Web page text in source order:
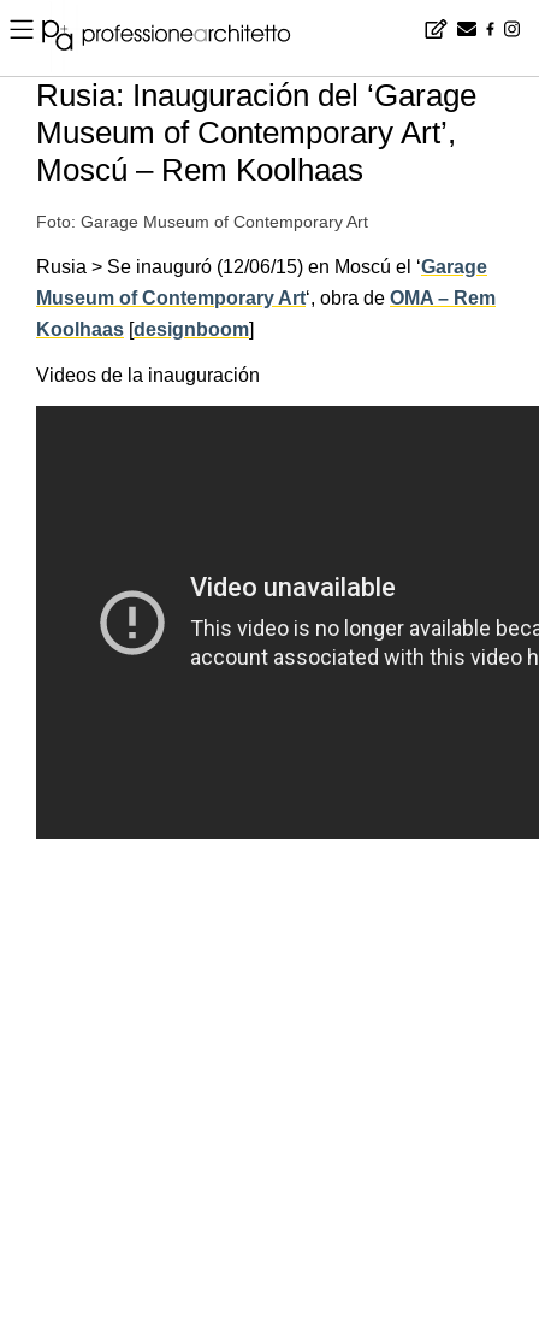
Home ▪ news ▪ es ▪ Rusia: Inauguración del ‘Garage Museum of Contemporary Art’, Moscú – Rem Koolhaas
Rusia: Inauguración del ‘Garage
Museum of Contemporary Art’,
Moscú – Rem Koolhaas
Foto: Garage Museum of Contemporary Art
Rusia > Se inauguró (12/06/15) en Moscú el ‘Garage
Museum of Contemporary Art‘, obra de OMA – Rem
Koolhaas [designboom]
Videos de la inauguración